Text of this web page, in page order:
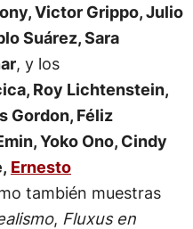
Victor Grippo, Julio
Suárez, Sara
, y los
Roy Lichtenstein,
Gordon, Féliz
Yoko Ono, Cindy
Ernesto
también muestras
, Fluxus en